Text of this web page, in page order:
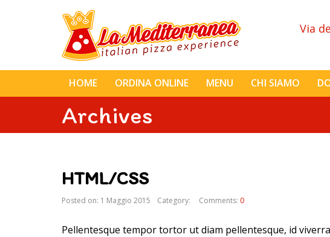
Via
HOME ORDINA ONLINE MENU CHI SIAMO
Archives
HTML/CSS
Posted on: 1 Maggio 2015 Category: Comments: 0
Pellentesque tempor tortor ut diam pellentesque, id